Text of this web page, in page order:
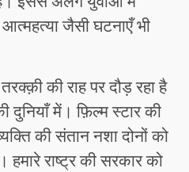
जैसी घटनाएँ भी
की राह पर दौड़ रहा है
दुनियाँ में। फ़िल्म स्टार की
की संतान नशा दोनों को
राष्ट्र की सरकार को